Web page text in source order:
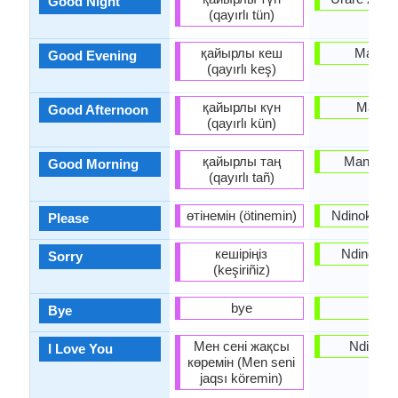
Good Evening
Good Afternoon
Good Morning
Please
Sorry
Bye
I Love You
(qayırlı tün)
қайырлы кеш
(qayırlı keş)
қайырлы күн
(qayırlı kün)
қайырлы таң
(qayırlı tañ)
өтінемін (ötinemin)
кешіріңіз
(keşiriñiz)
bye
Мен сені жақсы
көремін (Men seni
jaqsı köremin)